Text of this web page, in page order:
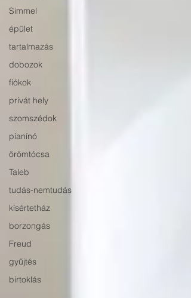
Simmel
épület
tartalmazás
dobozok
fiókok
privát hely
szomszédok
pianínó
örömtócsa
Taleb
tudás-nemtudás
kísértetház
borzongás
Freud
gyűjtés
birtoklás